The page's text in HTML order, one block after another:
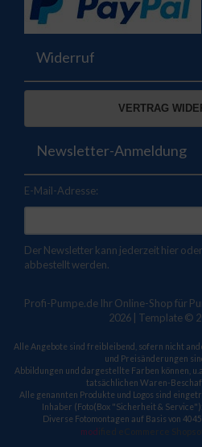
Widerruf
VERTRAG
Newsletter-Anmeldung
E-Mail-Adresse:
Der Newsletter kann jederzeit hier
abbestellt werden.
Profi-Pumpe.de Ihr Online-Shop für
2026 | Template ©
Alle Angebote sind freibleibend, sofern nicht
und Preisänderungen
Abbildungen und dargestellte Farben können,
tatsächlichen Waren-
Alle genannten Produkte und Logos sind
Inhaber (Foto(Box "Sicherheit &
Diverse Fotomontagen auf Basis von
mod